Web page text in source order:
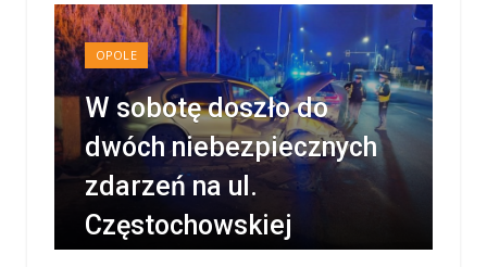
OPOLE
W sobotę doszło do
dwóch niebezpiecznych
zdarzeń na ul.
Częstochowskiej